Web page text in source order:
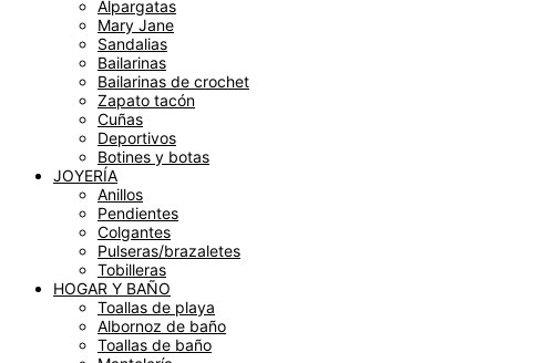
Alpargatas
Mary Jane
Sandalias
Bailarinas
Bailarinas de crochet
Zapato tacón
Cuñas
Deportivos
Botines y botas
JOYERÍA
Anillos
Pendientes
Colgantes
Pulseras/brazaletes
Tobilleras
HOGAR Y BAÑO
Toallas de playa
Albornoz de baño
Toallas de baño